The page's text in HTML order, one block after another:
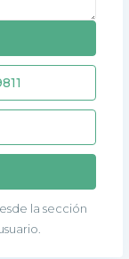
la sección